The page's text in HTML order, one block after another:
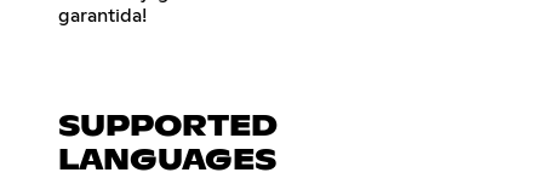
garantida!
SUPPORTED
LANGUAGES